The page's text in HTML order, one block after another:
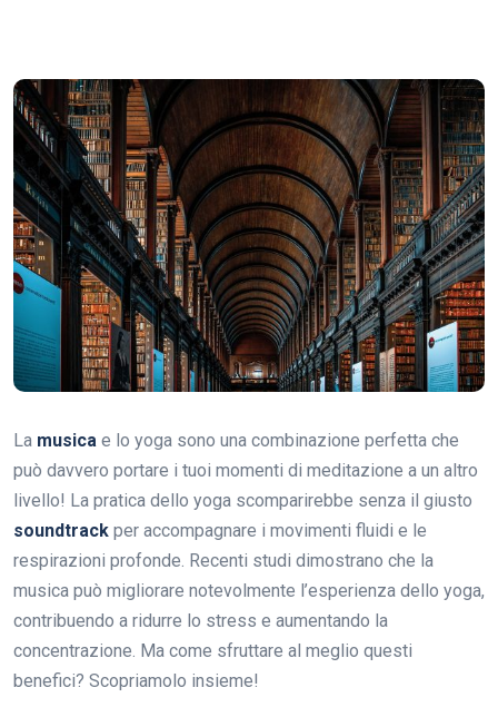
La musica e lo yoga sono una combinazione perfetta che
può davvero portare i tuoi momenti di meditazione a un altro
livello! La pratica dello yoga scomparirebbe senza il giusto
soundtrack per accompagnare i movimenti fluidi e le
respirazioni profonde. Recenti studi dimostrano che la
musica può migliorare notevolmente l’esperienza dello yoga,
contribuendo a ridurre lo stress e aumentando la
concentrazione. Ma come sfruttare al meglio questi
benefici? Scopriamolo insieme!